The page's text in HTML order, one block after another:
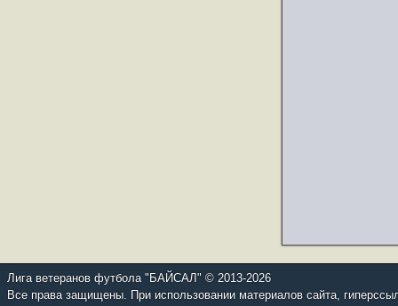
Лига ветеранов футбола "БАЙСАЛ" © 2013-2026
Все права защищены. При использовании материалов сайта,